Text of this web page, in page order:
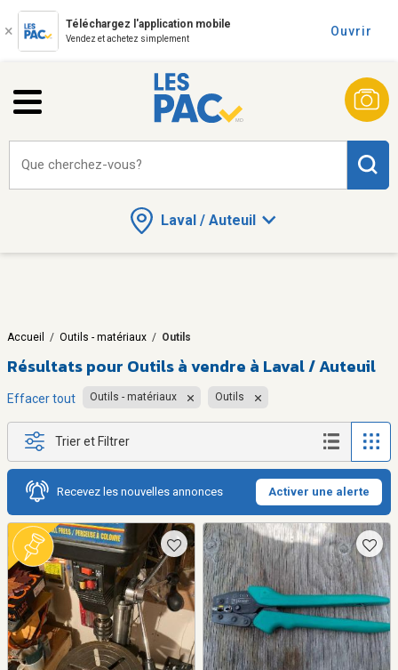
Téléchargez l'application mobile
Vendez et achetez simplement
Ouvrir
Laval / Auteuil
Que cherchez-vous?
Accueil / Outils - matériaux / Outils
Résultats pour Outils à vendre à Laval / Auteuil
Effacer tout Outils - matériaux Outils
Trier et Filtrer
Recevez les nouvelles annonces Activer une alerte